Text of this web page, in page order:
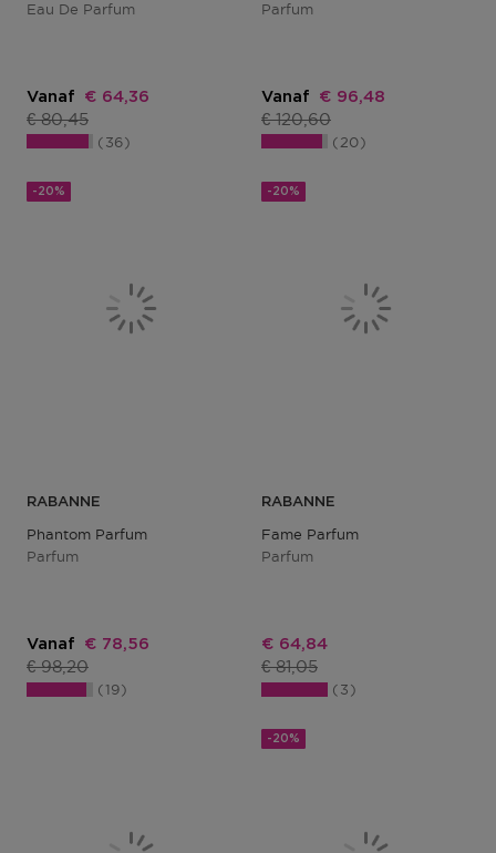
Eau De Parfum
Vanaf Kortingsprijs
€ 64,36
Productprijs
€ 80,45
36
Parfum
Vanaf Kortingsprijs
€ 96,48
Productprijs
€ 120,60
20
-20%
RABANNE
Phantom Parfum
Parfum
Vanaf Kortingsprijs
€ 78,56
Productprijs
€ 98,20
19
-20%
RABANNE
Fame Parfum
Parfum
Kortingsprijs
€ 64,84
Productprijs
€ 81,05
3
-20%